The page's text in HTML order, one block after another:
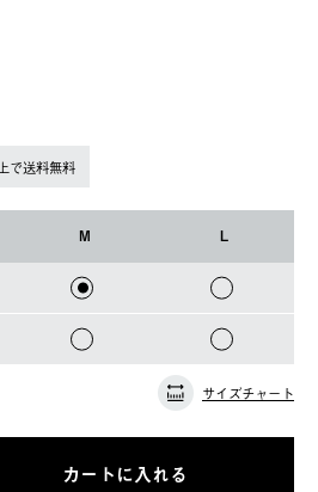
で送料無料
M L
サイズチャート
カートに入れる